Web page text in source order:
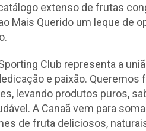
extenso de frutas
Mais Querido um leque de
Club representa a
e paixão. Queremos
levando produtos puros,
A Canaã vem para
de fruta deliciosos,